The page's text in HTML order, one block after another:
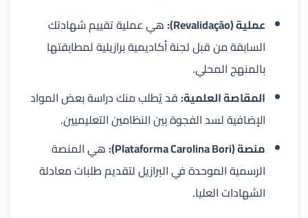
عملية (Revalidação):
هي عملية تقييم شهادتك
السابقة من قبل لجنة أكاديمية برازيلية لمطابقتها
بالمنهج المحلي.
المقاصة العلمية:قد يُطلب منك دراسة بعض المواد
الإضافية لسد الفجوة بين النظامين التعليميين.
منصة (Plataforma Carolina Bori):
هي المنصة
الرسمية الموحدة في البرازيل لتقديم طلبات معادلة
الشهادات العليا.